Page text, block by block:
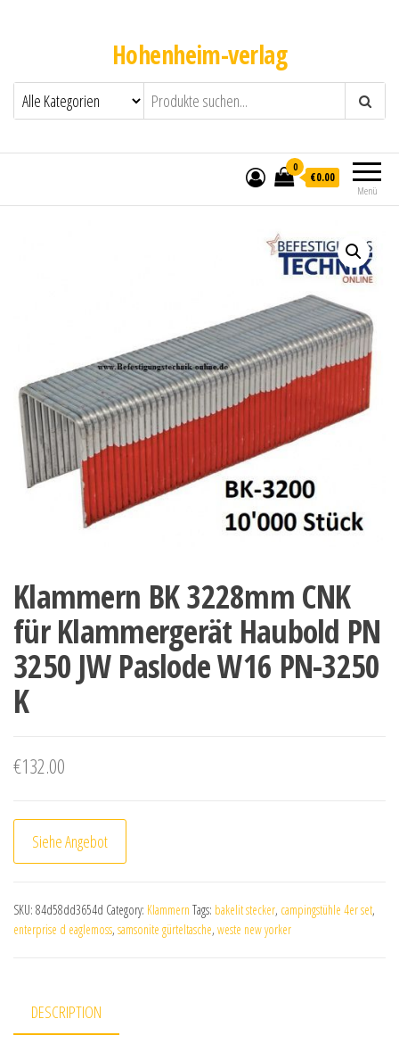
Hohenheim-verlag
Menü
0
€0.00
Klammern BK 3228mm CNK
für Klammergerät Haubold PN
3250 JW Paslode W16 PN-3250
K
€132.00
Siehe Angebot
SKU: 84d58dd3654d Category: Klammern Tags: bakelit stecker, campingstühle 4er set,
enterprise d eaglemoss, samsonite gürteltasche, weste new yorker
DESCRIPTION